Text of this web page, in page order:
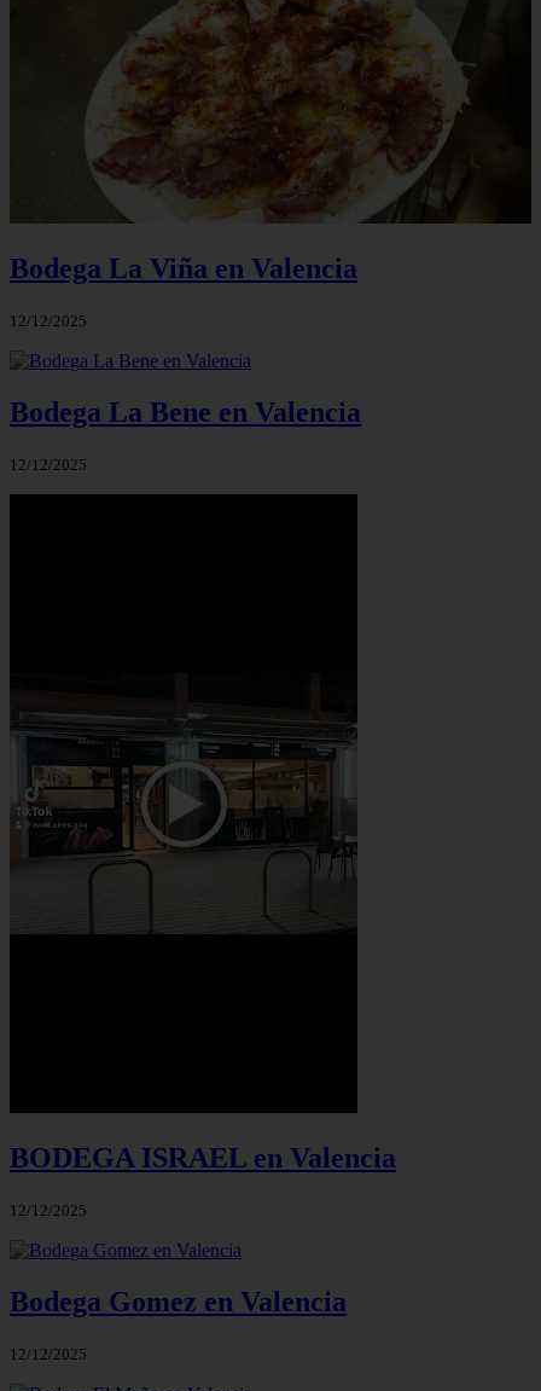
Bodega La Viña en Valencia
12/12/2025
Bodega La Bene en Valencia
12/12/2025
BODEGA ISRAEL en Valencia
12/12/2025
Bodega Gomez en Valencia
12/12/2025